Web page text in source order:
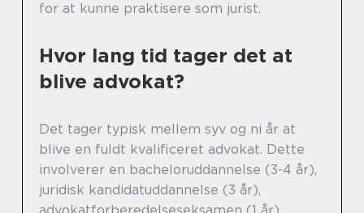
for at kunne praktisere som jurist.
Hvor lang tid tager det at
blive advokat?
Det tager typisk mellem syv og ni år at
blive en fuldt kvalificeret advokat. Dette
involverer en bacheloruddannelse (3-4 år),
juridisk kandidatuddannelse (3 år),